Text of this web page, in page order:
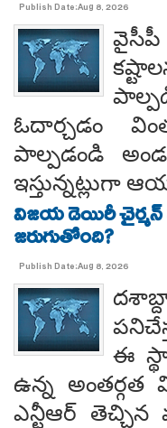
Publish Date:Aug 8, 2026
ఓదార్చడం
పాల్పడండి
ఇస్తున్నట్లుగా
విజయ డెయిరీ
జరుగుతోంది?
Publish Date:Aug 8, 2026
ఈ
ఉన్న అంతర్గత
ఎన్టీఆర్ తెచ్చిన